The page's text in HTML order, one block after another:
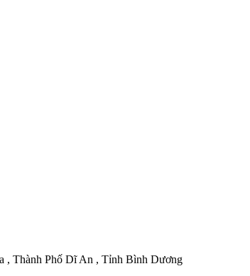
, Thành Phố Dĩ An , Tỉnh Bình Dương